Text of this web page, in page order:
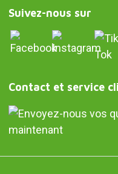
Suivez-nous sur
Contact et service
maintenant